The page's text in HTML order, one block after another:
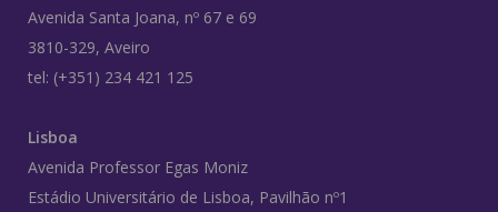
Avenida Santa Joana, nº 67 e 69
3810-329, Aveiro
tel: (+351) 234 421 125
Lisboa
Avenida Professor Egas Moniz
Estádio Universitário de Lisboa, Pavilhão nº1